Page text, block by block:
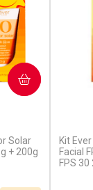
Solar
+ 200g
Kit
Facial
FPS 30